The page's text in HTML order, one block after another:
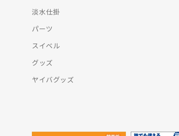
淡水仕掛
パーツ
スイベル
グッズ
ヤイバグッズ